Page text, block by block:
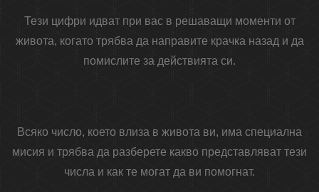
Тези цифри идват при вас в решаващи моменти от
живота, когато трябва да направите крачка назад и да
помислите за действията си.
Всяко число, което влиза в живота ви, има специална
мисия и трябва да разберете какво представляват тези
числа и как те могат да ви помогнат.